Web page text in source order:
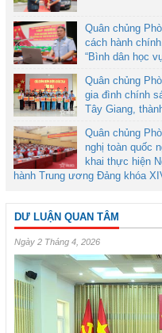
Quân chủng
cách hành
“Bình dân học
Quân chủng
gia đình chính
Tây Giang,
Quân chủng
nghị toàn quốc
khai thực hiện
hành Trung ương Đảng khóa
DƯ LUẬN QUAN TÂM
Ngày 2 Tháng 4, 2026